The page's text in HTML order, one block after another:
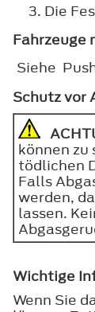
Die
Fahrzeuge
Siehe
Schutz vor
können
tödlichen
Falls
werden,
lassen.
Wichtige
Wenn Sie